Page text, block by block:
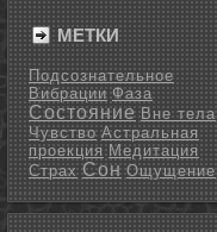
МЕТКИ
Подсознательное
Вибрации Фаза
Состояние Вне тела
Чувство Астральная
проекция Медитация
Страх Сон Ощущение